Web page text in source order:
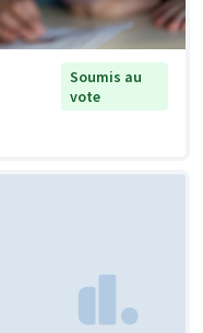
Soumis au
vote